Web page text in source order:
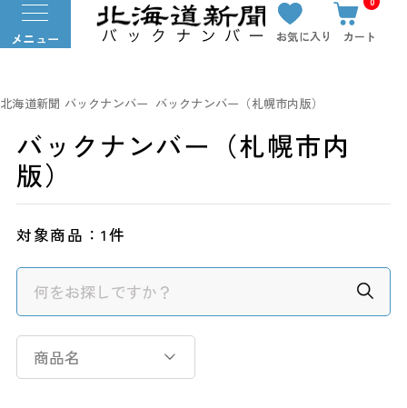
メニュー お気に入り カート
北海道新聞 バックナンバー バックナンバー（札幌市内版）
バックナンバー（札幌市内
版）
対象商品：1件
商品名